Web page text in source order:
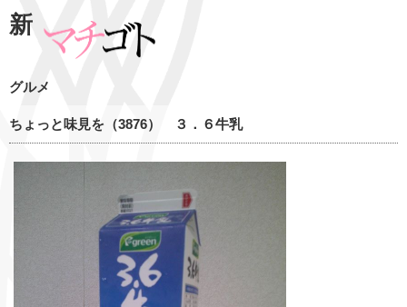
新
グルメ
ちょっと味見を（3876） ３．６牛乳